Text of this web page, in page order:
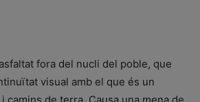
fora del nucli del poble, que
visual amb el que és un